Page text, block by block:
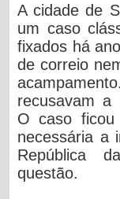
A cidade de
um caso
fixados há
de correio
recusavam a
O caso ficou
necessária a
República
questão.